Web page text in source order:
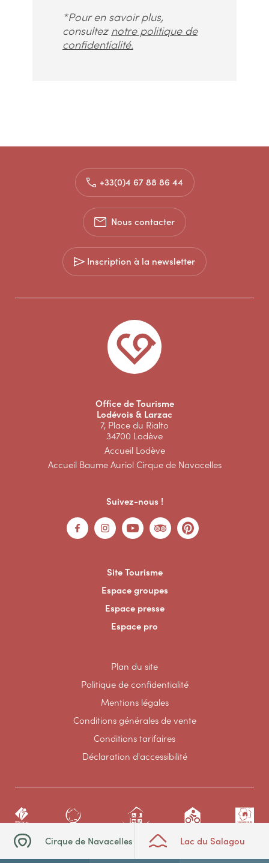
*Pour en savoir plus,
consultez notre politique de
confidentialité.
Cirque de Navacelles Lac du Salagou
+33(0)4 67 88 86 44
Nous contacter
Inscription à la newsletter
Office de Tourisme
Lodévois & Larzac
7, Place du Rialto
34700 Lodève
Accueil Lodève
Accueil Baume Auriol Cirque de Navacelles
Suivez-nous !
Site Tourisme
Espace groupes
Espace presse
Espace pro
Plan du site
Politique de confidentialité
Mentions légales
Conditions générales de vente
Conditions tarifaires
Déclaration d'accessibilité